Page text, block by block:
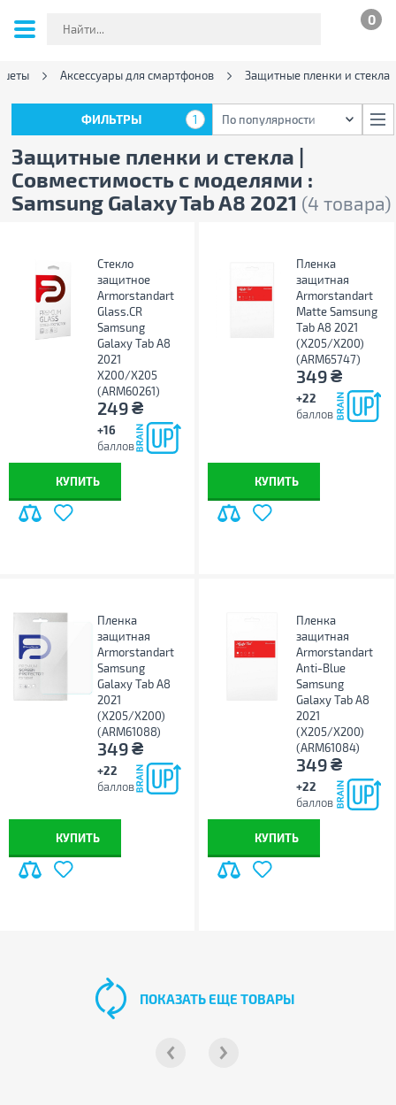
0
Аксессуары для смартфонов Защитные пленки и стекла
Защитные пленки и стекла |
Совместимость с моделями :
Samsung Galaxy Tab A8 2021 (4 товара)
ФИЛЬТРЫ 1 По популярности
Стекло
защитное
Armorstandart
Glass.CR
Samsung
Galaxy Tab A8
2021
X200/X205
(ARM60261)
249₴
+16
баллов
КУПИТЬ
Пленка
защитная
Armorstandart
Matte Samsung
Tab A8 2021
(X205/X200)
(ARM65747)
349₴
+22
баллов
КУПИТЬ
Пленка
защитная
Armorstandart
Samsung
Galaxy Tab A8
2021
(X205/X200)
(ARM61088)
349₴
+22
баллов
КУПИТЬ
Пленка
защитная
Armorstandart
Anti-Blue
Samsung
Galaxy Tab A8
2021
(X205/X200)
(ARM61084)
349₴
+22
баллов
КУПИТЬ
ПОКАЗАТЬ ЕЩЕ ТОВАРЫ
ФИЛЬТРЫ 1 По популярности